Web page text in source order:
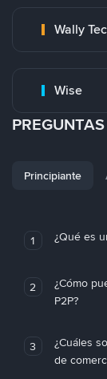
Wally
Wise
Principiante
1 ¿Qué es
2
¿Cómo
P2P?
3
¿Cuáles
de